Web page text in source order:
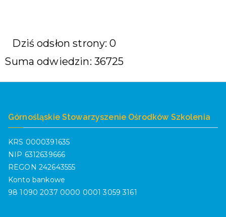
Dziś odsłon strony: 0
Suma odwiedzin: 36725
Górnośląskie Stowarzyszenie Ośrodków Szkolenia
KRS 0000391635
NIP 6312639666
REGON 242643555
Konto bankowe
98 1090 2037 0000 0001 3059 3161